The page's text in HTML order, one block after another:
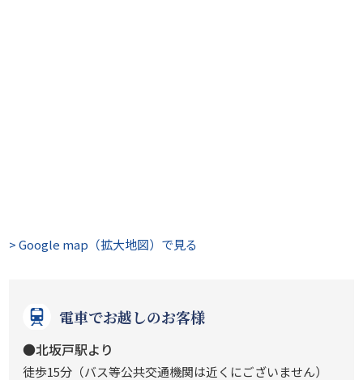
> Google map（拡大地図）で見る
電車でお越しのお客様
●北坂戸駅より
徒歩15分（バス等公共交通機関は近くにございません）